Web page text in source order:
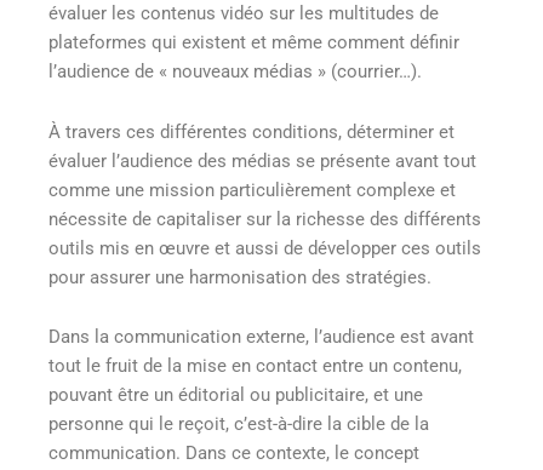
évaluer les contenus vidéo sur les multitudes de
plateformes qui existent et même comment définir
l’audience de « nouveaux médias » (courrier…).
À travers ces différentes conditions, déterminer et
évaluer l’audience des médias se présente avant tout
comme une mission particulièrement complexe et
nécessite de capitaliser sur la richesse des différents
outils mis en œuvre et aussi de développer ces outils
pour assurer une harmonisation des stratégies.
Dans la communication externe, l’audience est avant
tout le fruit de la mise en contact entre un contenu,
pouvant être un éditorial ou publicitaire, et une
personne qui le reçoit, c’est-à-dire la cible de la
communication. Dans ce contexte, le concept